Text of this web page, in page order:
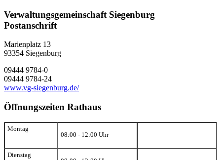
Verwaltungsgemeinschaft Siegenburg
Postanschrift
Marienplatz 13
93354 Siegenburg
09444 9784-0
09444 9784-24
www.vg-siegenburg.de/
Öffnungszeiten Rathaus
Montag
08:00 - 12:00 Uhr
Dienstag